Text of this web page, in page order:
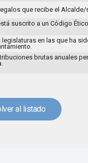
que recibe el Alcalde/
suscrito a un Código
legislaturas en las que ha
brutas anuales
al listado